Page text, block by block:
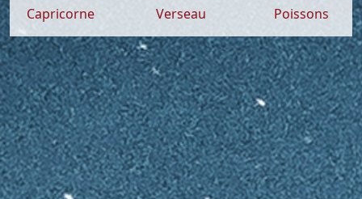
Capricorne Verseau Poissons